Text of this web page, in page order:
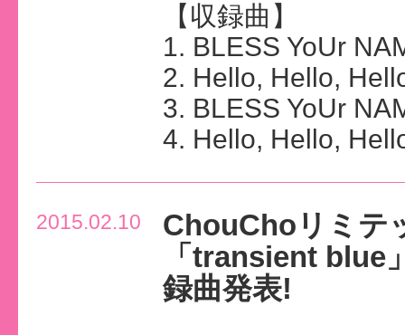
【収録曲】
1. BLESS YoUr
2. Hello, Hello,
3. BLESS YoUr
4. Hello, Hello,
2015.02.10
ChouChoリミテ
「transient blue
録曲発表!